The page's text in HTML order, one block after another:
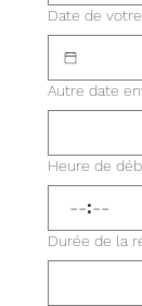
Date de
Autre date
Heure de
:
Durée de la